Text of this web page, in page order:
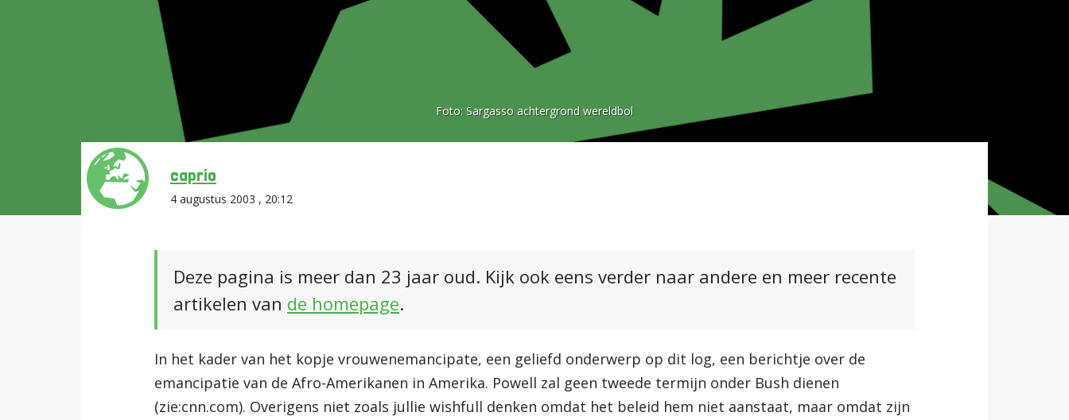
Foto: Sargasso achtergrond wereldbol
caprio
4 augustus 2003 , 20:12
Deze pagina is meer dan 23 jaar oud. Kijk ook eens verder naar andere en meer recente
artikelen van de homepage.
In het kader van het kopje vrouwenemancipate, een geliefd onderwerp op dit log, een berichtje over de
emancipatie van de Afro-Amerikanen in Amerika. Powell zal geen tweede termijn onder Bush dienen
(zie:cnn.com). Overigens niet zoals jullie wishfull denken omdat het beleid hem niet aanstaat, maar omdat zijn